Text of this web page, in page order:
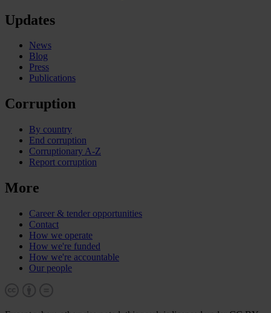
Updates
News
Blog
Press
Publications
Corruption
By country
End corruption
Corruptionary A-Z
Report corruption
More
Career & tender opportunities
Contact
How we operate
How we're funded
How we're accountable
Our people